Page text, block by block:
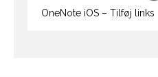
OneNote iOS – Tilføj links